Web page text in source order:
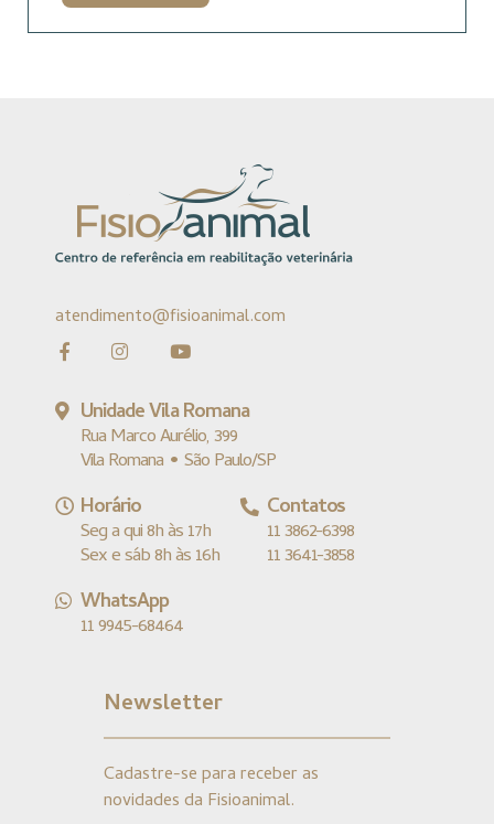
atendimento@fisioanimal.com
Unidade Vila Romana
Rua Marco Aurélio, 399
Vila Romana • São Paulo/SP
Horário
Seg a qui 8h às 17h
Sex e sáb 8h às 16h
Contatos
11 3862-6398
11 3641-3858
WhatsApp
11 9945-68464
Newsletter
Cadastre-se para receber as
novidades da Fisioanimal.